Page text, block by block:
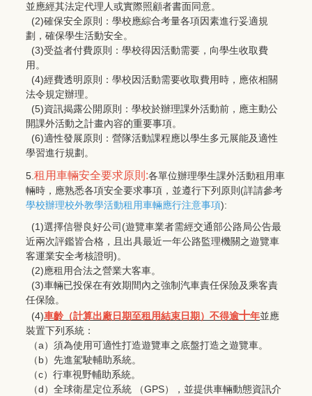
並應經其法定代理人或實際照顧者書面同意。
(2)確保安全原則：學校應綜合考量各項因素進行妥適規
劃，確保學生活動安全。
(3)受益者付費原則：學校得因活動需要，向學生收取費
用。
(4)經費透明原則：學校因活動需要收取費用時，應依相關
法令規定辦理。
(5)資訊揭露公開原則：學校於辦理課外活動前，應主動公
開課外活動之計畫內容的重要事項。
(6)適性發展原則：營隊活動課程應以學生多元展能及適性
學習進行規劃。
5.租用車輛安全要求原則:各單位辦理學生課外活動租用車
輛時，應熟悉各項安全要求事項，並遵行下列原則(詳請參考
學校辦理校外教學活動租用車輛應行注意事項):
(1)選擇信譽良好公司(遊覽車業者需經交通部公路局公告最
近兩次評鑑皆合格，且出具最近一年公路監理機關之遊覽車
客運業安全考核證明)。
(2)應租用合法之營業大客車。
(3)車輛已投保在有效期間內之強制汽車責任保險及乘客責
任保險。
(4)車齡（計算出廠日期至租用結束日期）不得逾十年並應
裝置下列系統：
（a）須為使用可適性打造遊覽車之底盤打造之遊覽車。
（b）先進駕駛輔助系統。
（c）行車視野輔助系統。
（d）全球衛星定位系統 （GPS），並提供車輛動態資訊介